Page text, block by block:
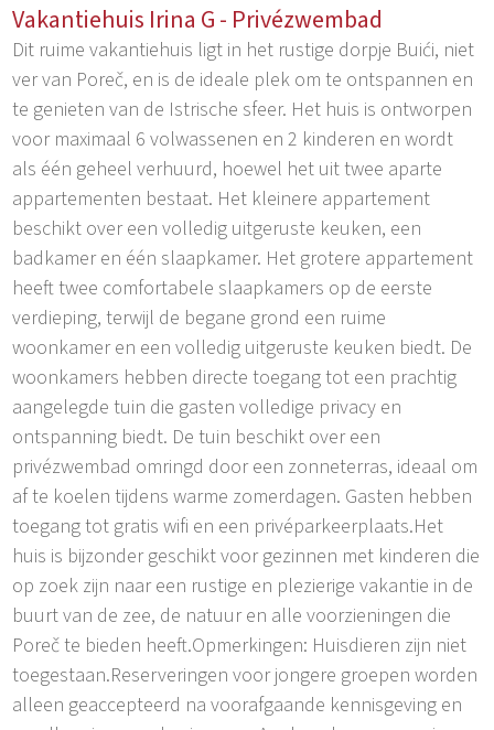
Vakantiehuis Irina G - Privézwembad
Dit ruime vakantiehuis ligt in het rustige dorpje Buići, niet
ver van Poreč, en is de ideale plek om te ontspannen en
te genieten van de Istrische sfeer. Het huis is ontworpen
voor maximaal 6 volwassenen en 2 kinderen en wordt
als één geheel verhuurd, hoewel het uit twee aparte
appartementen bestaat. Het kleinere appartement
beschikt over een volledig uitgeruste keuken, een
badkamer en één slaapkamer. Het grotere appartement
heeft twee comfortabele slaapkamers op de eerste
verdieping, terwijl de begane grond een ruime
woonkamer en een volledig uitgeruste keuken biedt. De
woonkamers hebben directe toegang tot een prachtig
aangelegde tuin die gasten volledige privacy en
ontspanning biedt. De tuin beschikt over een
privézwembad omringd door een zonneterras, ideaal om
af te koelen tijdens warme zomerdagen. Gasten hebben
toegang tot gratis wifi en een privéparkeerplaats.Het
huis is bijzonder geschikt voor gezinnen met kinderen die
op zoek zijn naar een rustige en plezierige vakantie in de
buurt van de zee, de natuur en alle voorzieningen die
Poreč te bieden heeft.Opmerkingen: Huisdieren zijn niet
toegestaan.Reserveringen voor jongere groepen worden
alleen geaccepteerd na voorafgaande kennisgeving en